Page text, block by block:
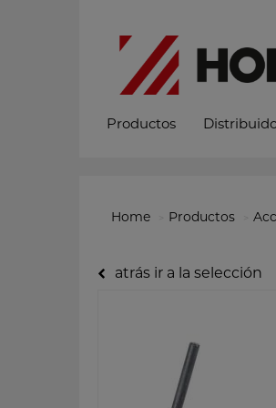
Productos
Home Productos
atrás ir a la selección